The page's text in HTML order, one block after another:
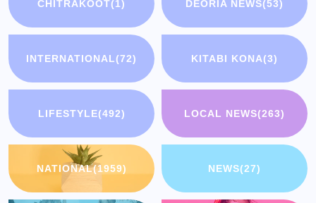
CHITRAKOOT(1) DEORIA NEWS(53)
INTERNATIONAL(72) KITABI KONA(3)
LIFESTYLE(492) LOCAL NEWS(263)
NATIONAL(1959) NEWS(27)